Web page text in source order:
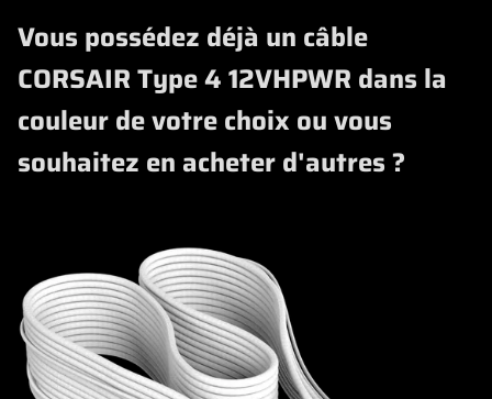
Vous possédez déjà un câble
CORSAIR Type 4 12VHPWR dans la
couleur de votre choix ou vous
souhaitez en acheter d'autres ?